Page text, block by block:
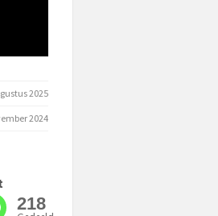
2025
2024
218